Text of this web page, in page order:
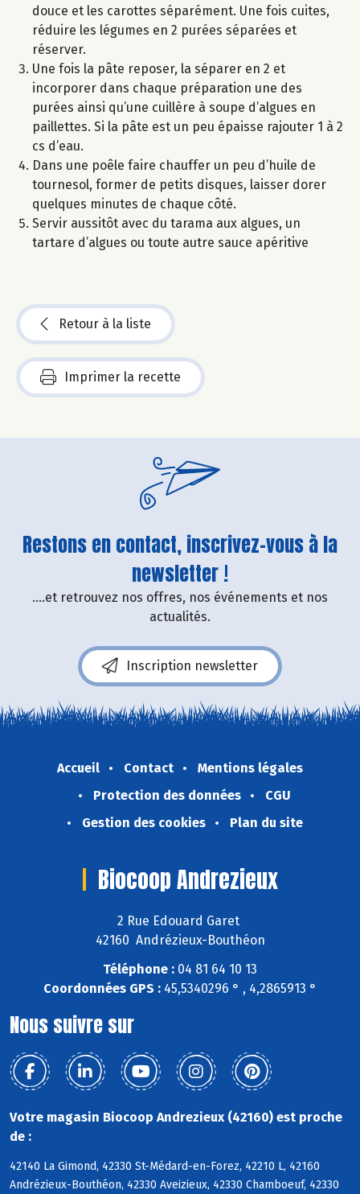
douce et les carottes séparément. Une fois cuites,
réduire les légumes en 2 purées séparées et
réserver.
Une fois la pâte reposer, la séparer en 2 et
incorporer dans chaque préparation une des
purées ainsi qu’une cuillère à soupe d’algues en
paillettes. Si la pâte est un peu épaisse rajouter 1 à 2
cs d’eau.
Dans une poêle faire chauffer un peu d’huile de
tournesol, former de petits disques, laisser dorer
quelques minutes de chaque côté.
Servir aussitôt avec du tarama aux algues, un
tartare d’algues ou toute autre sauce apéritive
Retour à la liste
Imprimer la recette
Restons en contact, inscrivez-vous à la
newsletter !
....et retrouvez nos offres, nos événements et nos
actualités.
Inscription newsletter
Accueil Contact
Mentions légales
Protection des données
CGU
Gestion des cookies
Plan du site
Biocoop Andrezieux
2 Rue Edouard Garet
42160 Andrézieux-Bouthéon
Téléphone : 04 81 64 10 13
Coordonnées GPS : 45,5340296 ° , 4,2865913 °
Nous suivre sur
Votre magasin Biocoop Andrezieux (42160) est proche
de :
42140 La Gimond, 42330 St-Médard-en-Forez, 42210 L, 42160
Andrézieux-Bouthéon, 42330 Aveizieux, 42330 Chamboeuf, 42330